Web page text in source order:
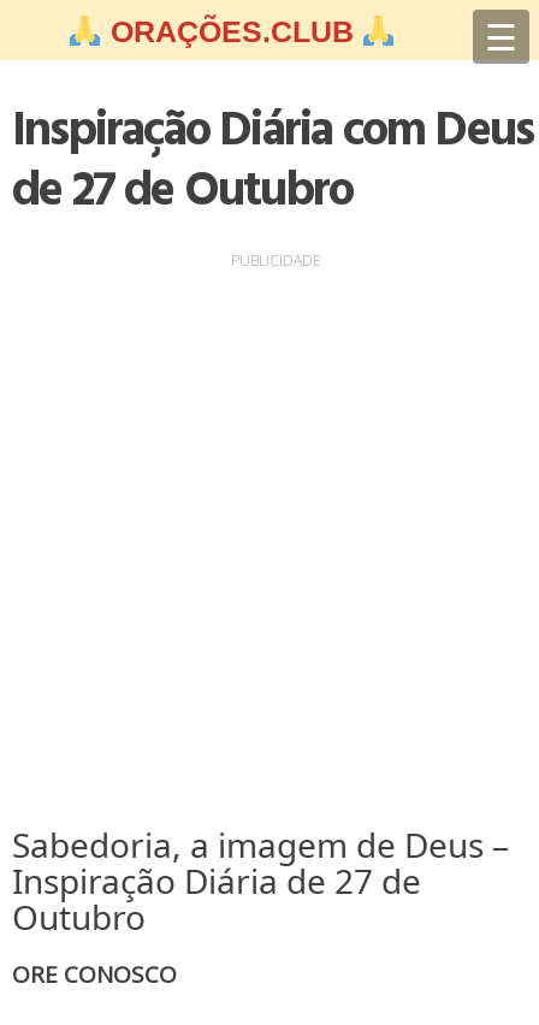
ORAÇÕES.CLUB ☰
Inspiração Diária com Deus
de 27 de Outubro
PUBLICIDADE
Sabedoria, a imagem de Deus –
Inspiração Diária de 27 de
Outubro
ORE CONOSCO